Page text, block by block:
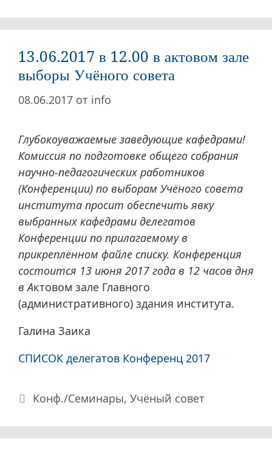
13.06.2017 в 12.00 в актовом зале
выборы Учёного совета
08.06.2017 от info
Глубокоуважаемые заведующие кафедрами!
Комиссия по подготовке общего собрания
научно-педагогических работников
(Конференции) по выборам Учёного совета
института просит обеспечить явку
выбранных кафедрами делегатов
Конференции по прилагаемому в
прикреплённом файле списку. Конференция
состоится 13 июня 2017 года в 12 часов дня
в Актовом зале Главного
(административного) здания института.
Галина Заика
СПИСОК делегатов Конференц 2017
Рубрики
Конф./Семинары, Учёный совет